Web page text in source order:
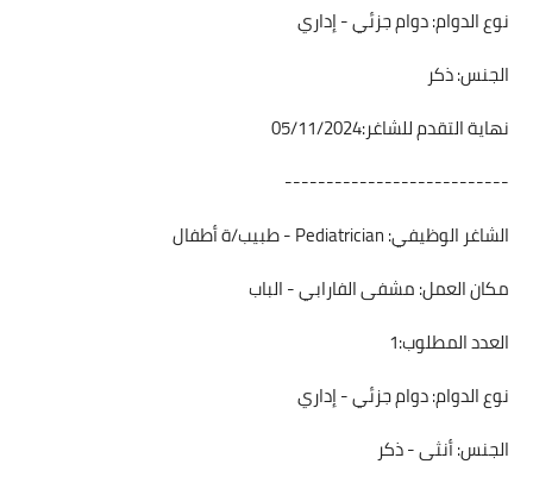
نوع الدوام: دوام جزئي - إداري
الجنس: ذكر
نهاية التقدم للشاغر:05/11/2024
---------------------------
الشاغر الوظيفي: Pediatrician - طبيب/ة أطفال
مكان العمل: مشفى الفارابي - الباب
العدد المطلوب:1
نوع الدوام: دوام جزئي - إداري
الجنس: أنثى - ذكر